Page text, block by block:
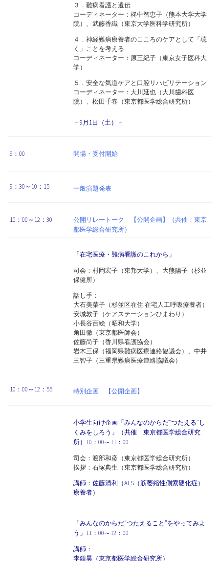
３．難病看護と遺伝
コーディネーター：柊中智恵子（熊本大学大学
院）、武藤香織（東京大学医科学研究所）
４．神経難病療養者のこころのケアとして「聴
く」ことを考える
コーディネーター：原三紀子（東京女子医科大
学）
５．安全な気道ケアと口腔リハビリテーション
コーディネーター：大川延也（大川歯科医
院）、松田千春（東京都医学総合研究所）
－9月1日（土）－
9：00 開場・受付開始
9：30～10：15 一般演題発表
10：00～12：30
公開リレートーク 【公開企画】（共催：東京
都医学総合研究所）
「在宅医療・難病看護のこれから」
司会：村岡宏子（東邦大学）、大熊陽子（杉並
保健所）
話し手：
大石美菜子（杉並区在住 在宅人工呼吸療養者）
安城敦子（ケアステーションひまわり）
小長谷百絵（昭和大学）
角田徹（東京都医師会）
佐藤尚子（香川県看護協会）
岩木三保（福岡県難病医療連絡協議会）、中井
三智子（三重県難病医療連絡協議会）
10：00～12：55 特別企画 【公開企画】
小学生向け企画「みんなのからだ“つたえる”し
くみをしろう」（共催 東京都医学総合研究
所）10：00～11：00
司会：渡部和彦（東京都医学総合研究所）
挨拶：石塚典生（東京都医学総合研究所）
講師：佐藤清利（ALS（筋萎縮性側索硬化症）
療養者）
「みんなのからだ“つたえること”をやってみよ
う」11：00～12：00
講師：
李鍾昊（東京都医学総合研究所）